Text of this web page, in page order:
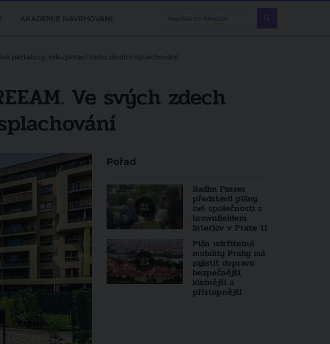
AKADEMIE NAVRHOVÁNÍ
perlátory, rekuperaci nebo duální splachování
Ve svých zdech
Pořad
Radim Passer
představil plány
své společnosti s
brownfieldem
Interlov v Praze 11
Plán udržitelné
mobility Prahy má
zajistit dopravu
bezpečnější,
klidnější a
přístupnější